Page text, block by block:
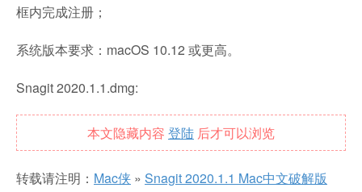
框内完成注册；
系统版本要求：macOS 10.12 或更高。
Snagit 2020.1.1.dmg:
本文隐藏内容 登陆 后才可以浏览
转载请注明： Mac侠 » Snagit 2020.1.1 Mac中文破解版